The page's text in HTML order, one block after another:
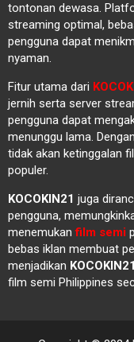
tontonan dewasa.
streaming optimal,
pengguna dapat
nyaman.
Fitur utama dari
jernih serta server
pengguna dapat
menunggu lama.
tidak akan ketinggalan
populer.
KOCOKIN21 juga
pengguna,
menemukanfilm semi
bebas iklan membuat
menjadikan KOCOKIN21
film semi Philippines